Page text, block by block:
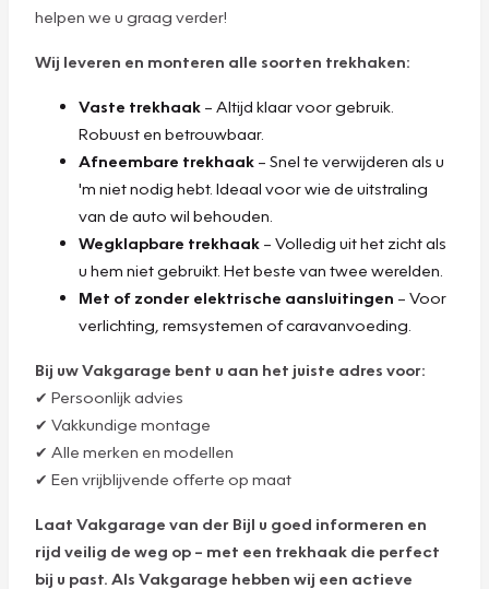
helpen we u graag verder!
Wij leveren en monteren alle soorten trekhaken:
Vaste trekhaak – Altijd klaar voor gebruik.
Robuust en betrouwbaar.
Afneembare trekhaak – Snel te verwijderen als u
'm niet nodig hebt. Ideaal voor wie de uitstraling
van de auto wil behouden.
Wegklapbare trekhaak – Volledig uit het zicht als
u hem niet gebruikt. Het beste van twee werelden.
Met of zonder elektrische aansluitingen – Voor
verlichting, remsystemen of caravanvoeding.
Bij uw Vakgarage bent u aan het juiste adres voor:
✔ Persoonlijk advies
✔ Vakkundige montage
✔ Alle merken en modellen
✔ Een vrijblijvende offerte op maat
Laat Vakgarage van der Bijl u goed informeren en
rijd veilig de weg op – met een trekhaak die perfect
bij u past. Als Vakgarage hebben wij een actieve